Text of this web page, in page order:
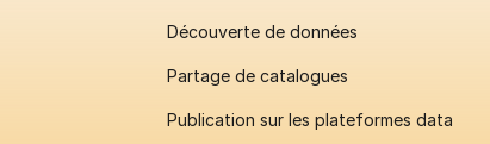
Découverte de données
Partage de catalogues
Publication sur les plateformes data